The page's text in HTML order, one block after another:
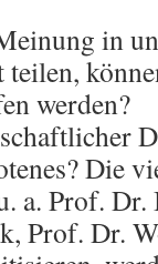
in
werden?
Die
a. Prof.
Prof. Dr.